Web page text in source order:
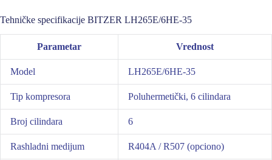
Tehničke specifikacije BITZER LH265E/6HE-35
Parametar Vrednost
Model LH265E/6HE-35
Tip kompresora Poluhermetički, 6 cilindara
Broj cilindara 6
Rashladni medijum R404A / R507 (opciono)